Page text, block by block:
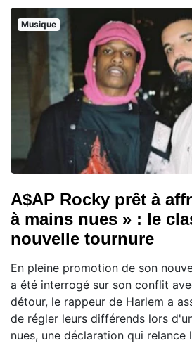
Musique
A$AP Rocky prêt à
à mains nues » : le
nouvelle tournure
En pleine promotion de son
a été interrogé sur son conflit
détour, le rappeur de Harlem a
de régler leurs différends lors
nues, une déclaration qui relance